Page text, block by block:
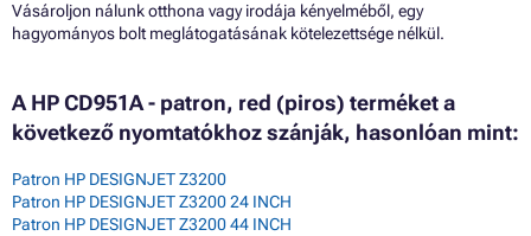
Vásároljon nálunk otthona vagy irodája kényelméből, egy
hagyományos bolt meglátogatásának kötelezettsége nélkül.
A HP CD951A - patron, red (piros) terméket a
következő nyomtatókhoz szánják, hasonlóan mint:
Patron HP DESIGNJET Z3200
Patron HP DESIGNJET Z3200 24 INCH
Patron HP DESIGNJET Z3200 44 INCH